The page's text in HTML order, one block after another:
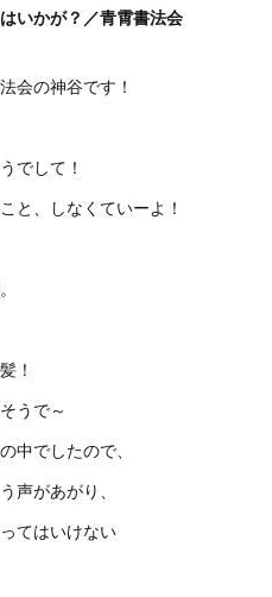
いかが？／青霄書法会
会の神谷です！
でして！
と、しなくていーよ！
！
うで～
中でしたので、
声があがり、
てはいけない